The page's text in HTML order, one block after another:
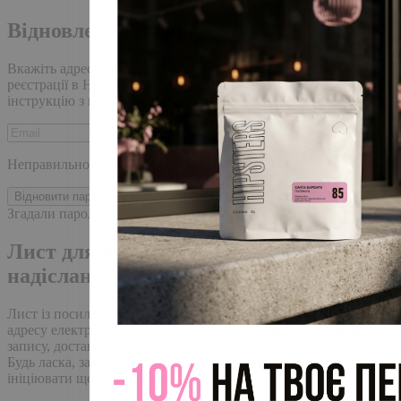
Відновлення пароля
Вкажіть адресу ел. пошти, яку ви використовували під час
реєстрації в Hipster.coffee roasters. Ми надішлемо вам
інструкцію з відновлення пароля.
Неправильно заповнене поле
Відновити пароль
Згадали пароль?
Лист для відновлення пароля
надіслано.
Лист із посиланням для скидання пароля було надіслано на
адресу електронної пошти, прив'язану до вашого облікового
запису, доставка повідомлення може зайняти кілька хвилин.
Будь ласка, зачекайте щонайменше 10 хвилин, перш ніж
ініціювати ще один запит.